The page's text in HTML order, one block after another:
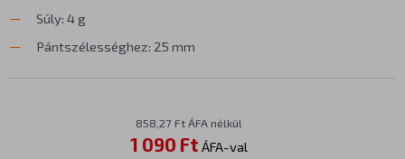
Súly: 4 g
Pántszélességhez: 25 mm
858,27 Ft ÁFA nélkül
1 090 Ft ÁFA-val